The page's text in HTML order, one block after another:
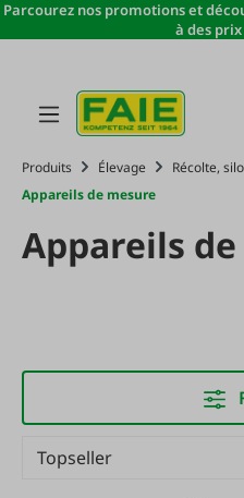
Passer au contenu principal
Parcourez nos promotions et
à des
Produits Élevage
Récolte,
Appareils de mesure
Appareils